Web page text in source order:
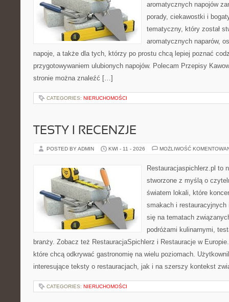
aromatycznych napojów
porady, ciekawostki i
tematyczny, który został
aromatycznych naparów,
napoje, a także dla tych, którzy po prostu chcą lepiej poznać
przygotowywaniem ulubionych napojów. Polecam Przepisy
stronie można znaleźć […]
CATEGORIES: NIERUCHOMOŚCI
TESTY I RECENZJE
POSTED BY ADMIN KWI - 11 - 2026 MOŻLIWOŚĆ
Restauracjaspichlerz.pl to
stworzone z myślą o
światem lokali, które
smakach i
się na tematach
podróżami kulinarnymi,
branży. Zobacz też RestauracjaSpichlerz i Restauracje w
które chcą odkrywać gastronomię na wielu poziomach.
interesujące teksty o restauracjach, jak i na szerszy kontekst
CATEGORIES: NIERUCHOMOŚCI